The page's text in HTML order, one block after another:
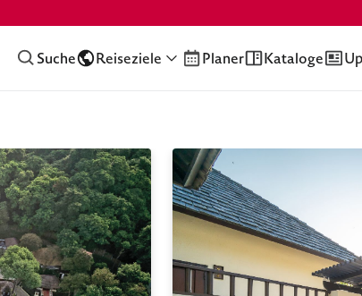
Suche Reiseziele Planer Kataloge